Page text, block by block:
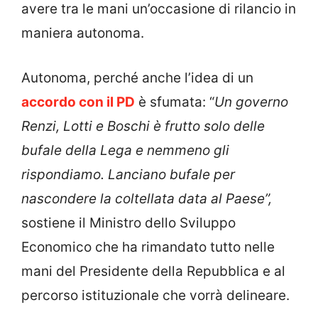
avere tra le mani un’occasione di rilancio in
maniera autonoma.
Autonoma, perché anche l’idea di un
accordo con il PD è sfumata: “Un governo
Renzi, Lotti e Boschi è frutto solo delle
bufale della Lega e nemmeno gli
rispondiamo. Lanciano bufale per
nascondere la coltellata data al Paese”,
sostiene il Ministro dello Sviluppo
Economico che ha rimandato tutto nelle
mani del Presidente della Repubblica e al
percorso istituzionale che vorrà delineare.